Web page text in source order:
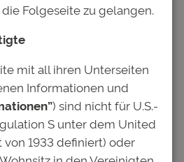
sehen
aber
Folgeseite zu gelangen.
mit all ihren Unterseiten
Informationen und
) sind nicht für U.S.-
S unter dem United
von 1933 definiert) oder